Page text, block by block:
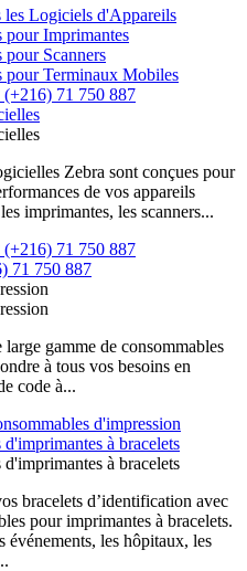
les Logiciels d'Appareils
pour Imprimantes
Scanners
pour Terminaux Mobiles
(+216) 71 750 887
Zebra sont conçues pour
de vos appareils
imprimantes, les scanners...
(+216) 71 750 887
71 750 887
large gamme de consommables
à tous vos besoins en
code à...
d'impression
à bracelets
à bracelets
bracelets d’identification avec
pour imprimantes à bracelets.
événements, les hôpitaux, les